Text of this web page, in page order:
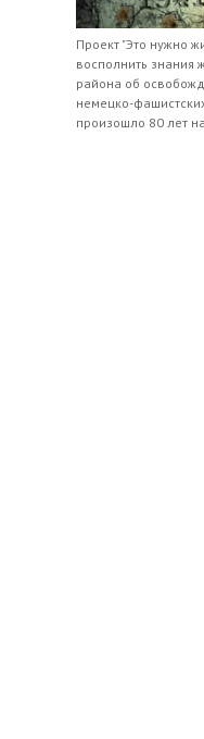
Проект "Это нужно
восполнить знания
района об
немецко-
произошло 80 лет